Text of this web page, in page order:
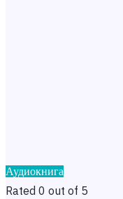
Аудиокнига
Rated 0 out of 5